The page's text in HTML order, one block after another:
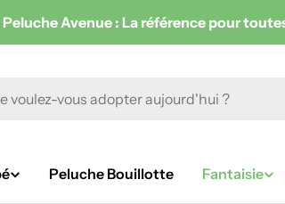
Peluche Avenue : La référence pour
Peluche Bouillotte Fantaisie